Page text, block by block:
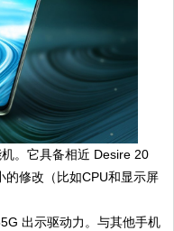
。它具备相近 Desire 20
的修改（比如CPU和显示屏
出示驱动力。与其他手机